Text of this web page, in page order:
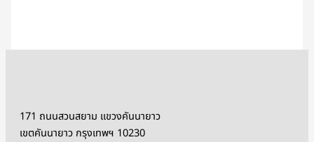
171 ถนนสวนสยาม แขวงคันนายาว
เขตคันนายาว กรุงเทพฯ 10230